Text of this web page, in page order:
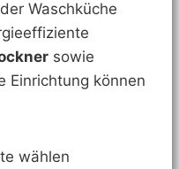
der Waschküche
sowie
Einrichtung können
wählen